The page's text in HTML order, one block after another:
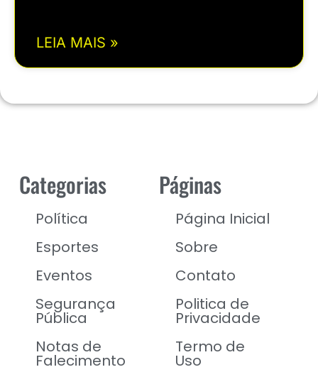
LEIA MAIS »
Categorias
Política
Esportes
Eventos
Segurança
Pública
Notas de
Falecimento
Páginas
Página Inicial
Sobre
Contato
Politica de
Privacidade
Termo de
Uso